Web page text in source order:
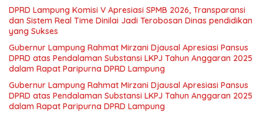
DPRD Lampung Komisi V Apresiasi SPMB 2026, Transparansi
dan Sistem Real Time Dinilai Jadi Terobosan Dinas pendidikan
yang Sukses
Gubernur Lampung Rahmat Mirzani Djausal Apresiasi Pansus
DPRD atas Pendalaman Substansi LKPJ Tahun Anggaran 2025
dalam Rapat Paripurna DPRD Lampung
Gubernur Lampung Rahmat Mirzani Djausal Apresiasi Pansus
DPRD atas Pendalaman Substansi LKPJ Tahun Anggaran 2025
dalam Rapat Paripurna DPRD Lampung